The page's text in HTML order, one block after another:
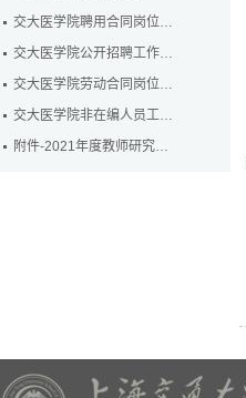
交大医学院聘用合同岗位…
交大医学院公开招聘工作…
交大医学院劳动合同岗位…
交大医学院非在编人员工…
附件-2021年度教师研究…